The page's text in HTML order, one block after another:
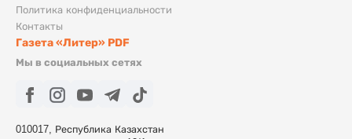
Политика конфиденциальности
Контакты
Газета «Литер» PDF
Мы в социальных сетях
010017, Республика Казахстан